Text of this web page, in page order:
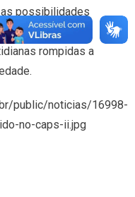
as possibilidades
mentais
rompidas a
public/noticias/16998-
no-caps-ii.jpg